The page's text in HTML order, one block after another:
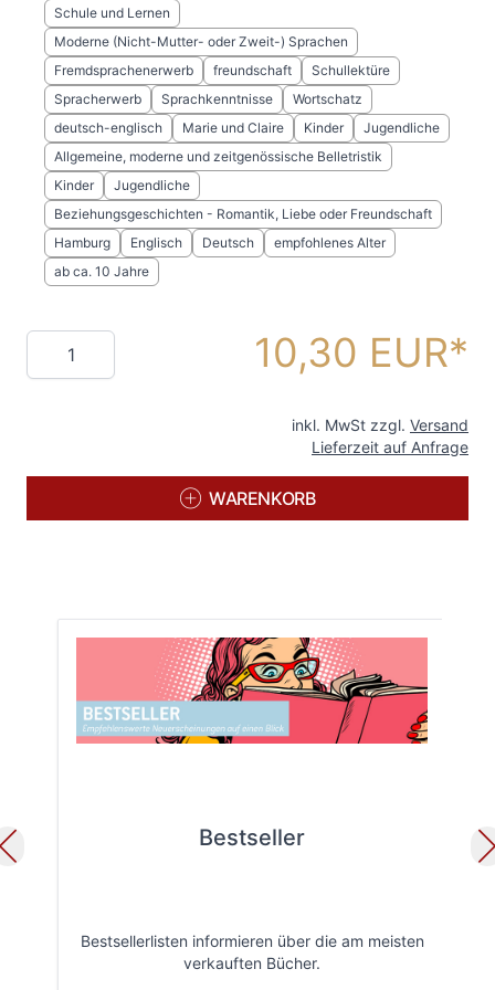
Schule und Lernen
Moderne (Nicht-Mutter- oder Zweit-) Sprachen
Fremdsprachenerwerb
freundschaft
Schullektüre
Spracherwerb
Sprachkenntnisse
Wortschatz
deutsch-englisch
Marie und Claire Kinder
Jugendliche
Allgemeine, moderne und zeitgenössische Belletristik
Kinder
Jugendliche
Beziehungsgeschichten - Romantik, Liebe oder Freundschaft
Hamburg
Englisch Deutsch
empfohlenes Alter
ab ca. 10 Jahre
Menge 10,30 EUR
inkl. MwSt zzgl. Versand
Lieferzeit auf Anfrage
WARENKORB
Bestseller
Bestsellerlisten informieren über die am meisten
verkauften Bücher.